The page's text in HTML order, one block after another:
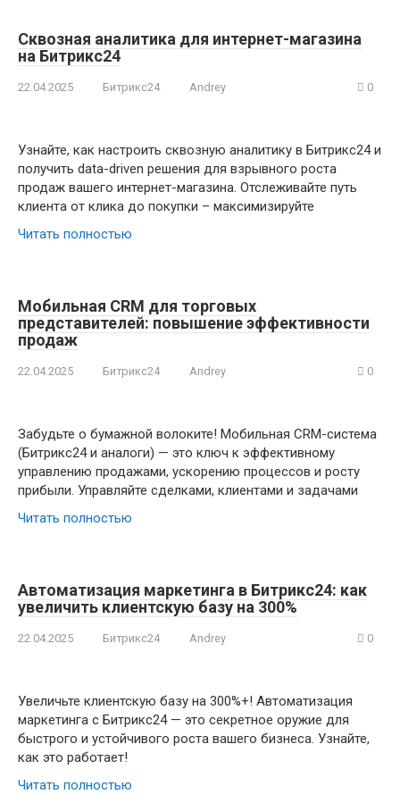
Сквозная аналитика для интернет-магазина
на Битрикс24
22.04.2025 Битрикс24 Andrey 0
Узнайте, как настроить сквозную аналитику в Битрикс24 и
получить data-driven решения для взрывного роста
продаж вашего интернет-магазина. Отслеживайте путь
клиента от клика до покупки – максимизируйте
Читать полностью
Мобильная CRM для торговых
представителей: повышение эффективности
продаж
22.04.2025 Битрикс24 Andrey 0
Забудьте о бумажной волоките! Мобильная CRM-система
(Битрикс24 и аналоги) — это ключ к эффективному
управлению продажами, ускорению процессов и росту
прибыли. Управляйте сделками, клиентами и задачами
Читать полностью
Автоматизация маркетинга в Битрикс24: как
увеличить клиентскую базу на 300%
22.04.2025 Битрикс24 Andrey 0
Увеличьте клиентскую базу на 300%+! Автоматизация
маркетинга с Битрикс24 — это секретное оружие для
быстрого и устойчивого роста вашего бизнеса. Узнайте,
как это работает!
Читать полностью